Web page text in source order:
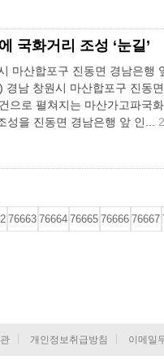
국화거리 조성 ‘눈길’
마산합포구 진동면 경남은행
경남 창원시 마산합포구 진동
으로 펼쳐지는 마산가고파국
성을 진동면 경남은행 앞 인...
76663 76664 76665 76666 76667
개인정보취급방침 이메일